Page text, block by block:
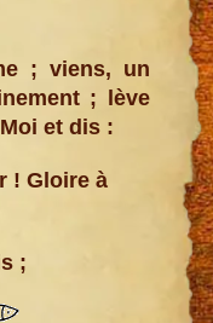
; viens, un
; lève
et dis :
! Gloire à
;